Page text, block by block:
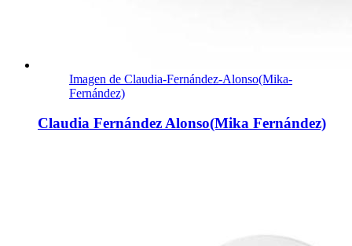
Imagen de Claudia-Fernández-Alonso(Mika-
Fernández)
Claudia Fernández Alonso(Mika Fernández)